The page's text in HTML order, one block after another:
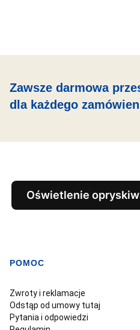
Zawsze darmowa
dla każdego
Oświetlenie
Linki w stopce
POMOC
Zwroty i reklamacje
Odstąp od umowy tutaj
Pytania i odpowiedzi